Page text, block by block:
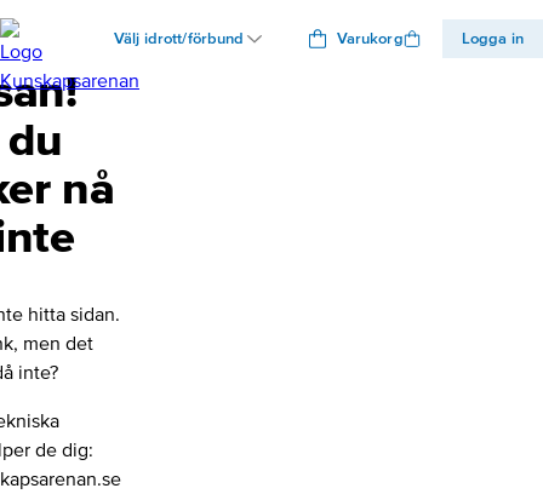
Välj idrott/förbund Varukorg Logga in
nå
hitta sidan.
men det
inte?
de dig: